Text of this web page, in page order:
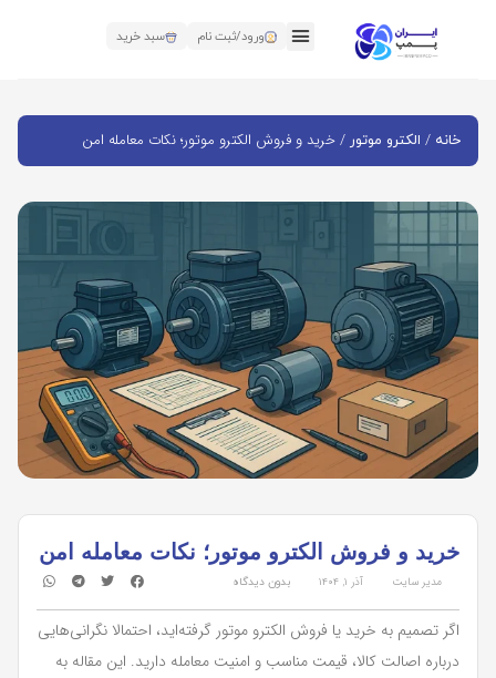
ورود/ثبت نام سبد خرید
خانه / الکترو موتور/ خرید و فروش الکترو موتور؛ نکات معامله امن
خرید و فروش الکترو موتور؛ نکات معامله امن
مدیر سایت آذر ۱, ۱۴۰۴ بدون دیدگاه
اگر تصمیم به خرید یا فروش الکترو موتور گرفته‌اید، احتمالا نگرانی‌هایی
درباره اصالت کالا، قیمت مناسب و امنیت معامله دارید. این مقاله به